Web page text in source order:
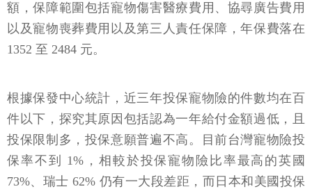
額，保障範圍包括寵物傷害醫療費用、協尋廣告費用
以及寵物喪葬費用以及第三人責任保障，年保費落在
1352 至 2484 元。
根據保發中心統計，近三年投保寵物險的件數均在百
件以下，探究其原因包括認為一年給付金額過低，且
投保限制多，投保意願普遍不高。目前台灣寵物險投
保率不到 1%，相較於投保寵物險比率最高的英國
73%、瑞士 62% 仍有一大段差距，而日本和美國投保